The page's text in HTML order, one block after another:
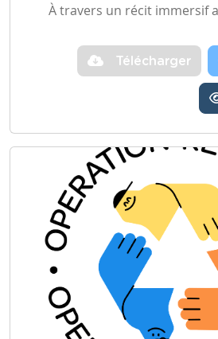
À travers un récit immersif
Télécharger